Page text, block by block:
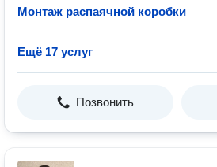
Монтаж распаячной коробки
Ещё 17 услуг
Позвонить